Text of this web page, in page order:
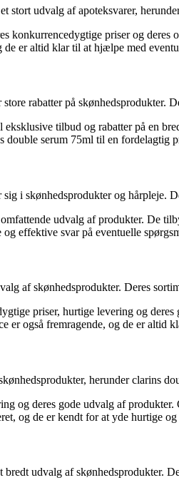
stort udvalg af apoteksvarer,
konkurrencedygtige priser og
er altid klar til at hjælpe med
rabatter på skønhedsprodukter.
tilbud og rabatter på en
double serum 75ml til en fordelagtig
i skønhedsprodukter og hårpleje.
udvalg af produkter. De
effektive svar på eventuelle
af skønhedsprodukter. Deres
priser, hurtige levering og
er også fremragende, og de er altid
herunder clarins
og deres gode udvalg af
og de er kendt for at yde hurtige
udvalg af skønhedsprodukter.